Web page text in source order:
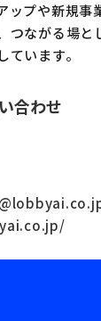
ップや新規事
つながる場と
います。
合わせ